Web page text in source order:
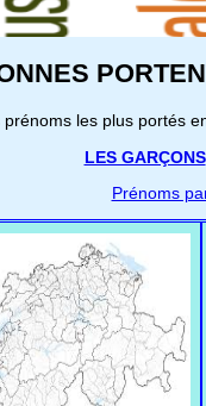
prénoms les plus portés
LES GARÇONS
Prénoms